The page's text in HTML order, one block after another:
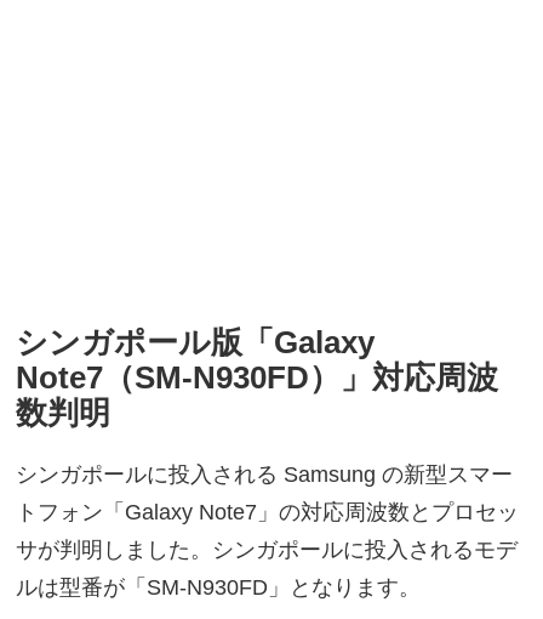
シンガポール版「Galaxy
Note7（SM-N930FD）」対応周波
数判明
シンガポールに投入される Samsung の新型スマー
トフォン「Galaxy Note7」の対応周波数とプロセッ
サが判明しました。シンガポールに投入されるモデ
ルは型番が「SM-N930FD」となります。